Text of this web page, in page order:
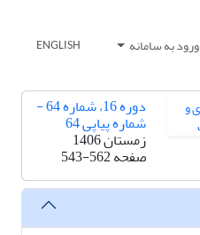
ورود به سامانه ENGLISH
دوره 16، شماره 64 -
شماره پیاپی 64
زمستان 1406
صفحه543-562